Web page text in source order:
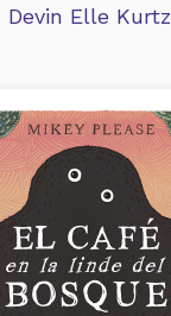
Devin Elle Kurtz